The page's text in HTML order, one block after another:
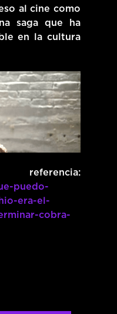
al cine como
saga que ha
en la cultura
puedo-
era-el-
cobra-